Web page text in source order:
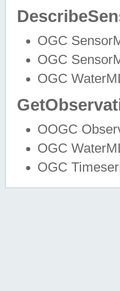
OGC
OGC
OGC
OOGC
OGC
OGC